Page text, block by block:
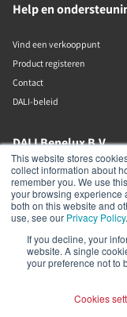
This website stores
collect information about
remember you. We use
your browsing experience
both on this website and
use, see our Privacy Policy.
If you decline, your
website. A single
your preference not to
Cookies
Help en
Vind een verkooppunt
Product registeren
Contact
DALI-beleid
DALI Benelux B.V.
Putstraat 12c
Waalwijk
5142 RL
The Netherlands
+31 (0)85 105 50 50
info@dalibenelux.com